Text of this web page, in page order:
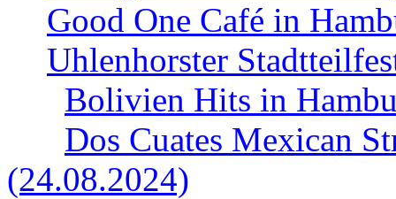
Good One Café in
Uhlenhorster
Bolivien Hits in
Dos Cuates Mexican
(24.08.2024)